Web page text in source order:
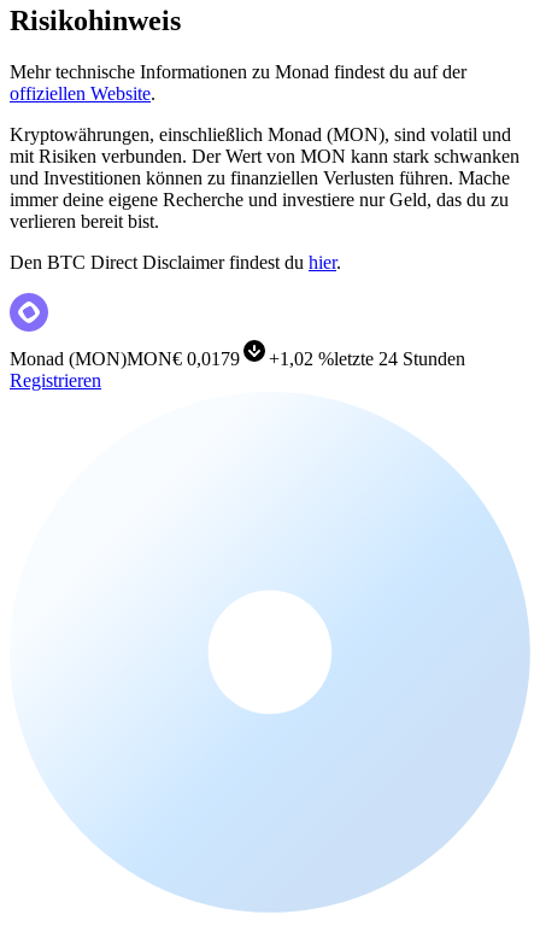
Risikohinweis
Mehr technische Informationen zu Monad findest du auf der
offiziellen Website.
Kryptowährungen, einschließlich Monad (MON), sind volatil und
mit Risiken verbunden. Der Wert von MON kann stark schwanken
und Investitionen können zu finanziellen Verlusten führen. Mache
immer deine eigene Recherche und investiere nur Geld, das du zu
verlieren bereit bist.
Den BTC Direct Disclaimer findest du hier.
Monad (MON)MON€ 0,0179 +1,02 %letzte 24 Stunden
Registrieren